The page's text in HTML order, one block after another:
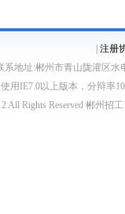
注册
系地址:郴州市青山陇灌区水
用IE7.0以上版本，分辩率
All Rights Reserved 郴州